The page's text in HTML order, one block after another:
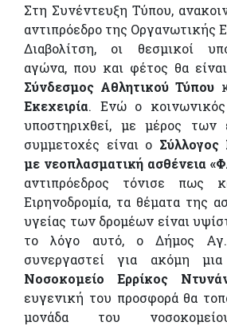
Στη Συνέντευξη Τύπου,
αντιπρόεδρο της Οργανωτικής
Διαβολίτση, οι θεσμικοί
αγώνα, που και φέτος θα
Σύνδεσμος Αθλητικού Τύπου
Εκεχειρία. Ενώ ο
υποστηριχθεί, με μέρος των
συμμετοχές είναι ο
με νεοπλασματική ασθένεια
αντιπρόεδρος τόνισε πως
Ειρηνοδρομία, τα θέματα της
υγείας των δρομέων είναι
το λόγο αυτό, ο Δήμος
συνεργαστεί για ακόμη
Νοσοκομείο Ερρίκος
ευγενική του προσφορά θα
μονάδα του